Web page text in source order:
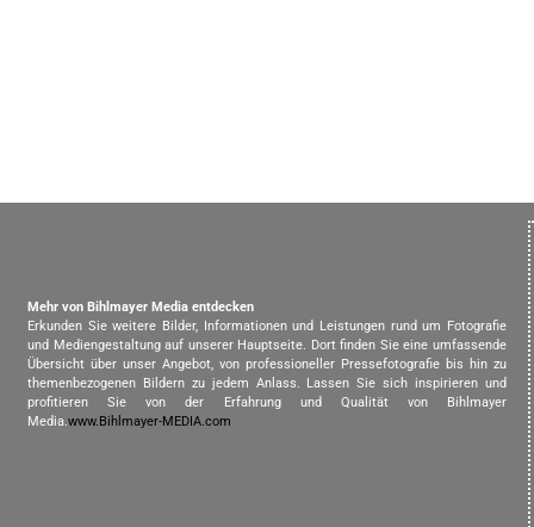
Mehr von Bihlmayer Media entdecken
Erkunden Sie weitere Bilder, Informationen und Leistungen rund um Fotografie
und Mediengestaltung auf unserer Hauptseite. Dort finden Sie eine umfassende
Übersicht über unser Angebot, von professioneller Pressefotografie bis hin zu
themenbezogenen Bildern zu jedem Anlass. Lassen Sie sich inspirieren und
profitieren Sie von der Erfahrung und Qualität von Bihlmayer
Media.www.Bihlmayer-MEDIA.com